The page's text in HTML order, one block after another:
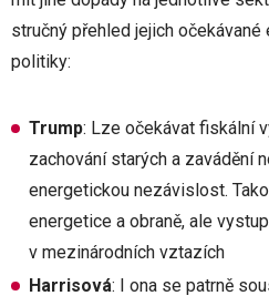
stručný přehled jejich očekávané
politiky:
Trump: Lze očekávat fiskální
zachování starých a zavádění
energetickou nezávislost.
energetice a obraně, ale
v mezinárodních vztazích
Harrisová: I ona se patrně